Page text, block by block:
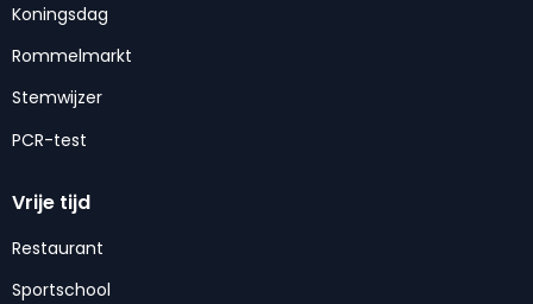
Koningsdag
Rommelmarkt
Stemwijzer
PCR-test
Vrije tijd
Restaurant
Sportschool